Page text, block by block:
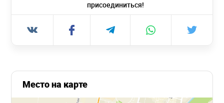
присоединиться!
Место на карте